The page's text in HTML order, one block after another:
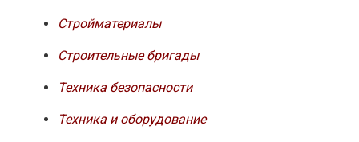
Стройматериалы
Строительные бригады
Техника безопасности
Техника и оборудование